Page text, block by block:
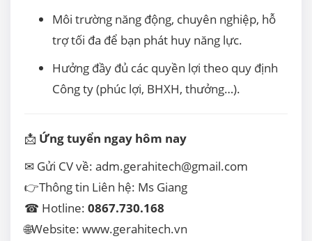
Môi trường năng động, chuyên nghiệp, hỗ
trợ tối đa để bạn phát huy năng lực.
Hưởng đầy đủ các quyền lợi theo quy định
Công ty (phúc lợi, BHXH, thưởng…).
📩 Ứng tuyển ngay hôm nay
✉ Gửi CV về: adm.gerahitech@gmail.com
👉Thông tin Liên hệ: Ms Giang
☎ Hotline: 0867.730.168
🌐Website: www.gerahitech.vn